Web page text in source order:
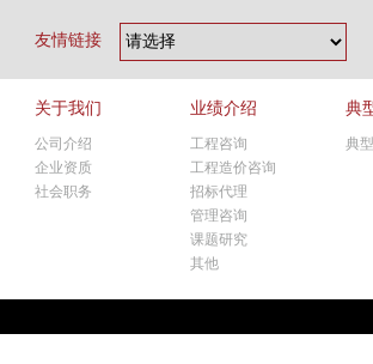
友情链接
关于我们
公司介绍
企业资质
社会职务
业绩介绍
工程咨询
工程造价咨询
招标代理
管理咨询
课题研究
其他
典
典